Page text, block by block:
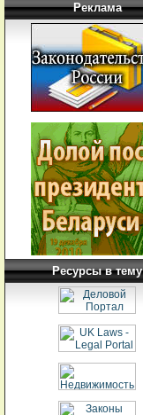
Реклама
Ресурсы в тему